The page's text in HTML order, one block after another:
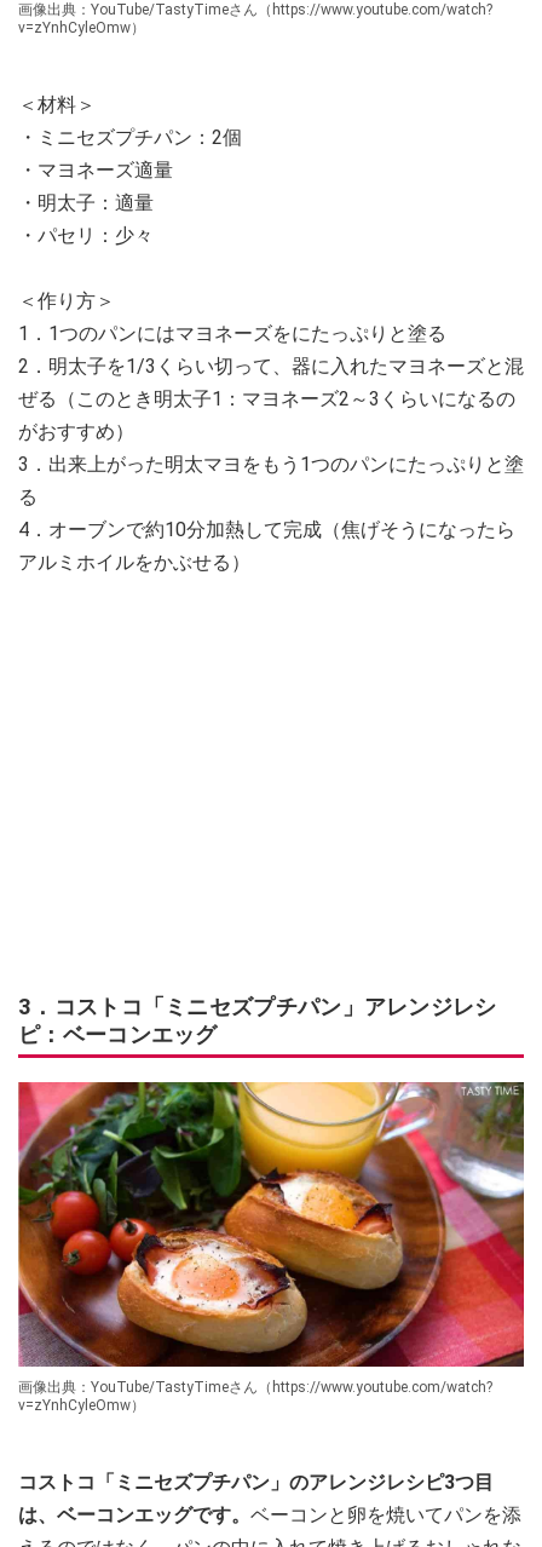
画像出典：YouTube/TastyTimeさん（https://www.youtube.com/watch?
v=zYnhCyleOmw）
＜材料＞
・ミニセズプチパン：2個
・マヨネーズ適量
・明太子：適量
・パセリ：少々
＜作り方＞
1．1つのパンにはマヨネーズをにたっぷりと塗る
2．明太子を1/3くらい切って、器に入れたマヨネーズと混
ぜる（このとき明太子1：マヨネーズ2～3くらいになるの
がおすすめ）
3．出来上がった明太マヨをもう1つのパンにたっぷりと塗
る
4．オーブンで約10分加熱して完成（焦げそうになったら
アルミホイルをかぶせる）
3．コストコ「ミニセズプチパン」アレンジレシ
ピ：ベーコンエッグ
画像出典：YouTube/TastyTimeさん（https://www.youtube.com/watch?
v=zYnhCyleOmw）
コストコ「ミニセズプチパン」のアレンジレシピ3つ目
は、ベーコンエッグです。 ベーコンと卵を焼いてパンを添